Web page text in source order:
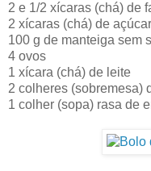
2 e 1/2 xícaras (chá) de
2 xícaras (chá) de
100 g de manteiga sem
4 ovos
1 xícara (chá) de leite
2 colheres (sobremesa)
1 colher (sopa) rasa de